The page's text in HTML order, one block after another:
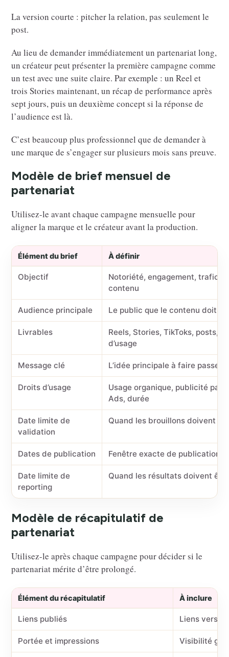
La version courte : pitcher la relation, pas seulement le
post.
Au lieu de demander immédiatement un partenariat long,
un créateur peut présenter la première campagne comme
un test avec une suite claire. Par exemple : un Reel et
trois Stories maintenant, un récap de performance après
sept jours, puis un deuxième concept si la réponse de
l’audience est là.
C’est beaucoup plus professionnel que de demander à
une marque de s’engager sur plusieurs mois sans preuve.
Modèle de brief mensuel de
partenariat
Utilisez-le avant chaque campagne mensuelle pour
aligner la marque et le créateur avant la production.
Élément du brief À définir
Objectif
Notoriété, engagement, trafic,
contenu
Audience principale Le public que le contenu doit
Livrables
Reels, Stories, TikToks, posts,
d’usage
Message clé L’idée principale à faire passer
Droits d’usage
Usage organique, publicité
Ads, durée
Date limite de
validation
Quand les brouillons doivent
Dates de publication Fenêtre exacte de publication
Date limite de
reporting
Quand les résultats doivent
Modèle de récapitulatif de
partenariat
Utilisez-le après chaque campagne pour décider si le
partenariat mérite d’être prolongé.
Élément du récapitulatif À inclure
Liens publiés Liens vers
Portée et impressions Visibilité